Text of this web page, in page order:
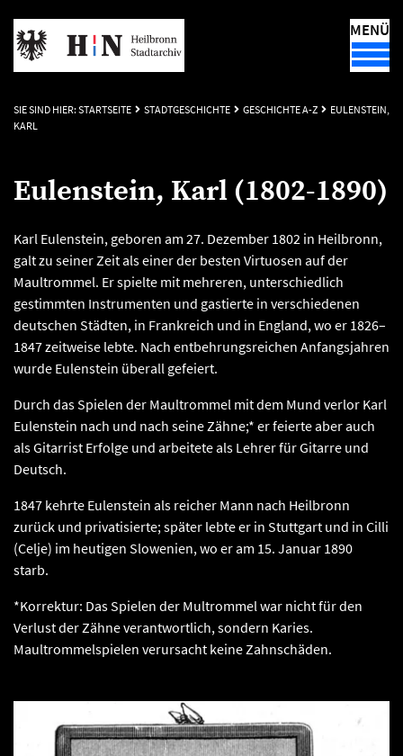
MENÜ
SIE SIND HIER: STARTSEITE STADTGESCHICHTE GESCHICHTE A-Z
EULENSTEIN,
KARL
Eulenstein, Karl (1802-1890)
Karl Eulenstein, geboren am 27. Dezember 1802 in Heilbronn,
galt zu seiner Zeit als einer der besten Virtuosen auf der
Maultrommel. Er spielte mit mehreren, unterschiedlich
gestimmten Instrumenten und gastierte in verschiedenen
deutschen Städten, in Frankreich und in England, wo er 1826–
1847 zeitweise lebte. Nach entbehrungsreichen Anfangsjahren
wurde Eulenstein überall gefeiert.
Durch das Spielen der Maultrommel mit dem Mund verlor Karl
Eulenstein nach und nach seine Zähne;* er feierte aber auch
als Gitarrist Erfolge und arbeitete als Lehrer für Gitarre und
Deutsch.
1847 kehrte Eulenstein als reicher Mann nach Heilbronn
zurück und privatisierte; später lebte er in Stuttgart und in Cilli
(Celje) im heutigen Slowenien, wo er am 15. Januar 1890
starb.
*Korrektur: Das Spielen der Multrommel war nicht für den
Verlust der Zähne verantwortlich, sondern Karies.
Maultrommelspielen verursacht keine Zahnschäden.